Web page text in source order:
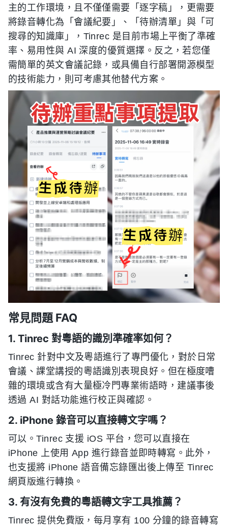
主的工作環境，且不僅僅需要「逐字稿」，更需要
將錄音轉化為「會議紀要」、「待辦清單」與「可
搜尋的知識庫」，Tinrec 是目前市場上平衡了準確
率、易用性與 AI 深度的優質選擇。反之，若您僅
需簡單的英文會議記錄，或具備自行部署開源模型
的技術能力，則可考慮其他替代方案。
常見問題 FAQ
1. Tinrec 對粵語的識別準確率如何？
Tinrec 針對中文及粵語進行了專門優化，對於日常
會議、課堂講授的粵語識別表現良好。但在極度嘈
雜的環境或含有大量極冷門專業術語時，建議事後
透過 AI 對話功能進行校正與確認。
2. iPhone 錄音可以直接轉文字嗎？
可以。Tinrec 支援 iOS 平台，您可以直接在
iPhone 上使用 App 進行錄音並即時轉寫。此外，
也支援將 iPhone 語音備忘錄匯出後上傳至 Tinrec
網頁版進行轉換。
3. 有沒有免費的粵語轉文字工具推薦？
Tinrec 提供免費版，每月享有 100 分鐘的錄音轉寫